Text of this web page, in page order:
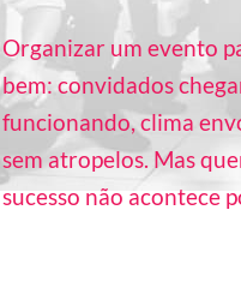
Organizar um evento
bem: convidados
funcionando, clima
sem atropelos. Mas
sucesso não acontece